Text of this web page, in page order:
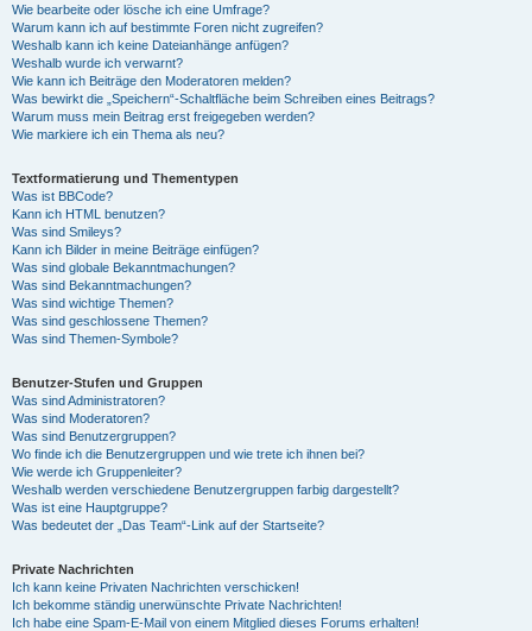
Wie bearbeite oder lösche ich eine Umfrage?
Warum kann ich auf bestimmte Foren nicht zugreifen?
Weshalb kann ich keine Dateianhänge anfügen?
Weshalb wurde ich verwarnt?
Wie kann ich Beiträge den Moderatoren melden?
Was bewirkt die „Speichern“-Schaltfläche beim Schreiben eines Beitrags?
Warum muss mein Beitrag erst freigegeben werden?
Wie markiere ich ein Thema als neu?
Textformatierung und Thementypen
Was ist BBCode?
Kann ich HTML benutzen?
Was sind Smileys?
Kann ich Bilder in meine Beiträge einfügen?
Was sind globale Bekanntmachungen?
Was sind Bekanntmachungen?
Was sind wichtige Themen?
Was sind geschlossene Themen?
Was sind Themen-Symbole?
Benutzer-Stufen und Gruppen
Was sind Administratoren?
Was sind Moderatoren?
Was sind Benutzergruppen?
Wo finde ich die Benutzergruppen und wie trete ich ihnen bei?
Wie werde ich Gruppenleiter?
Weshalb werden verschiedene Benutzergruppen farbig dargestellt?
Was ist eine Hauptgruppe?
Was bedeutet der „Das Team“-Link auf der Startseite?
Private Nachrichten
Ich kann keine Privaten Nachrichten verschicken!
Ich bekomme ständig unerwünschte Private Nachrichten!
Ich habe eine Spam-E-Mail von einem Mitglied dieses Forums erhalten!